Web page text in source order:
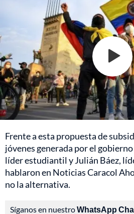
Frente a esta propuesta de
jóvenes generada por el
líder estudiantil y Julián Báez,
hablaron en Noticias Caracol
no la alternativa.
Síganos en nuestroWhatsApp